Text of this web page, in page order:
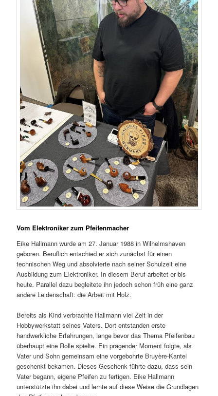
Vom Elektroniker zum Pfeifenmacher
Eike Hallmann wurde am 27. Januar 1988 in Wilhelmshaven
geboren. Beruflich entschied er sich zunächst für einen
technischen Weg und absolvierte nach seiner Schulzeit eine
Ausbildung zum Elektroniker. In diesem Beruf arbeitet er bis
heute. Parallel dazu begleitete ihn jedoch schon früh eine ganz
andere Leidenschaft: die Arbeit mit Holz.
Bereits als Kind verbrachte Hallmann viel Zeit in der
Hobbywerkstatt seines Vaters. Dort entstanden erste
handwerkliche Erfahrungen, lange bevor das Thema Pfeifenbau
überhaupt eine Rolle spielte. Ein prägender Moment folgte, als
Vater und Sohn gemeinsam eine vorgebohrte Bruyère-Kantel
geschenkt bekamen. Dieses Geschenk führte dazu, dass sein
Vater begann, eigene Pfeifen zu fertigen. Eike Hallmann
unterstützte ihn dabei und lernte auf diese Weise die Grundlagen